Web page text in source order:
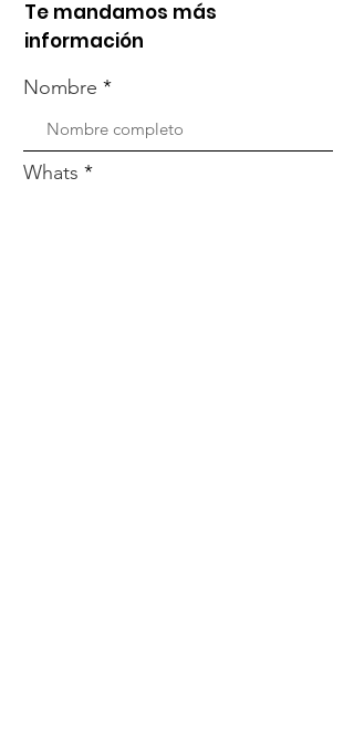
Te mandamos más
información
Nombre
Whats